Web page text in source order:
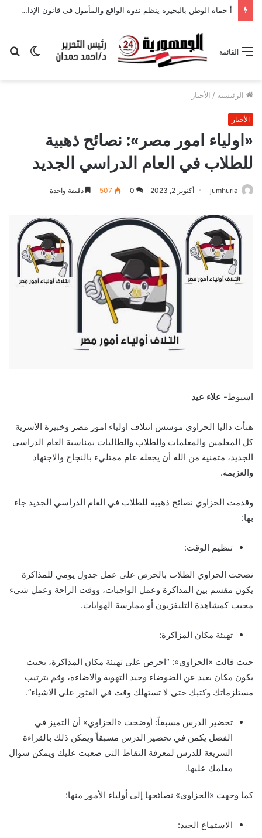
أ حماة الوطن بالبحيرة ينظم ندوة الواقع والمأمول فى قانون الإدارة المحلية
الوضع
القائمة
الرئيسية / الأخبار
الأخبار
«اولياء امور مصر»: نصائح ذهبية
للطلاب في العام الدراسي الجديد
jumhuria أكتوبر 2, 2023 0
507 دقيقة واحدة
اسيوط- علاء عيد
هنأت داليا الحزاوي مؤسس ائتلاف اولياء امور مصر وخبيرة الأسرية
كل المعلمين والمعلمات والطلاب والطالبات بمناسبة العام الدراسي
الجديد، متمنية من الله أن يجعله عام ممتليء بالنجاح والاجتهاد
والعزيمة.
وقدمت الحزاوي نصائح ذهبية للطلاب في العام الدراسي الجديد جاء
بها:
تنظيم الوقت:
نصحت الحزاوي الطلاب بالحرص على عمل جدول يومي للمذاكرة
يكون مقسم بين المذاكرة وعمل الواجبات، ووقت الراحة وعمل شيء
محبب كمشاهدة التليفزيون أو ممارسة الهوايات.
تهيئة مكان المزاكرة:
حيث قالت «الحزاوي»: “احرص على تهيئة مكان المذاكرة، بحيث
يكون مكان بعيد عن الضوضاء وجيد التهوية والاضاءة، وقم بترتيب
مستلزماتك وكتبك حتى لا تستهلك وقت في العثور على الاشياء”.
تحضير الدرس مسبقاً: أوضحت «الحزاوي» أن التميز في
الفصل يكمن في تحضير الدرس مسبقاً ويمكن ذلك بالقراءة
السريعة للدرس لمعرفة النقاط التي صعبت عليك ويمكن سؤال
معلمك عليها.
كما وجهت «الحزاوي» نصائحها إلى أولياء الأمور منها:
الاستماع الجيد: